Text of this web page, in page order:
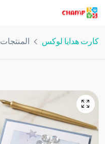
كارت هدايا لوكس المنتجات